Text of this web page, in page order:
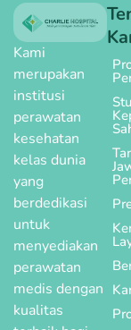
Kami
merupakan
institusi
perawatan
kesehatan
kelas dunia
yang
berdedikasi
untuk
menyediakan
perawatan
medis dengan
kualitas